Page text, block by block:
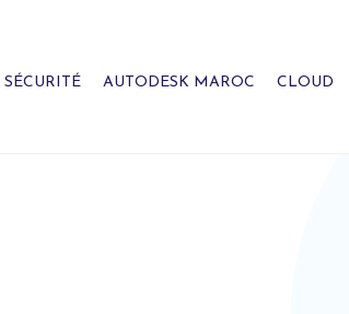
SÉCURITÉ AUTODESK MAROC CLOUD